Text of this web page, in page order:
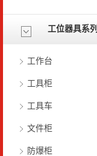
工位器具系列
工作台
工具柜
工具车
文件柜
防爆柜